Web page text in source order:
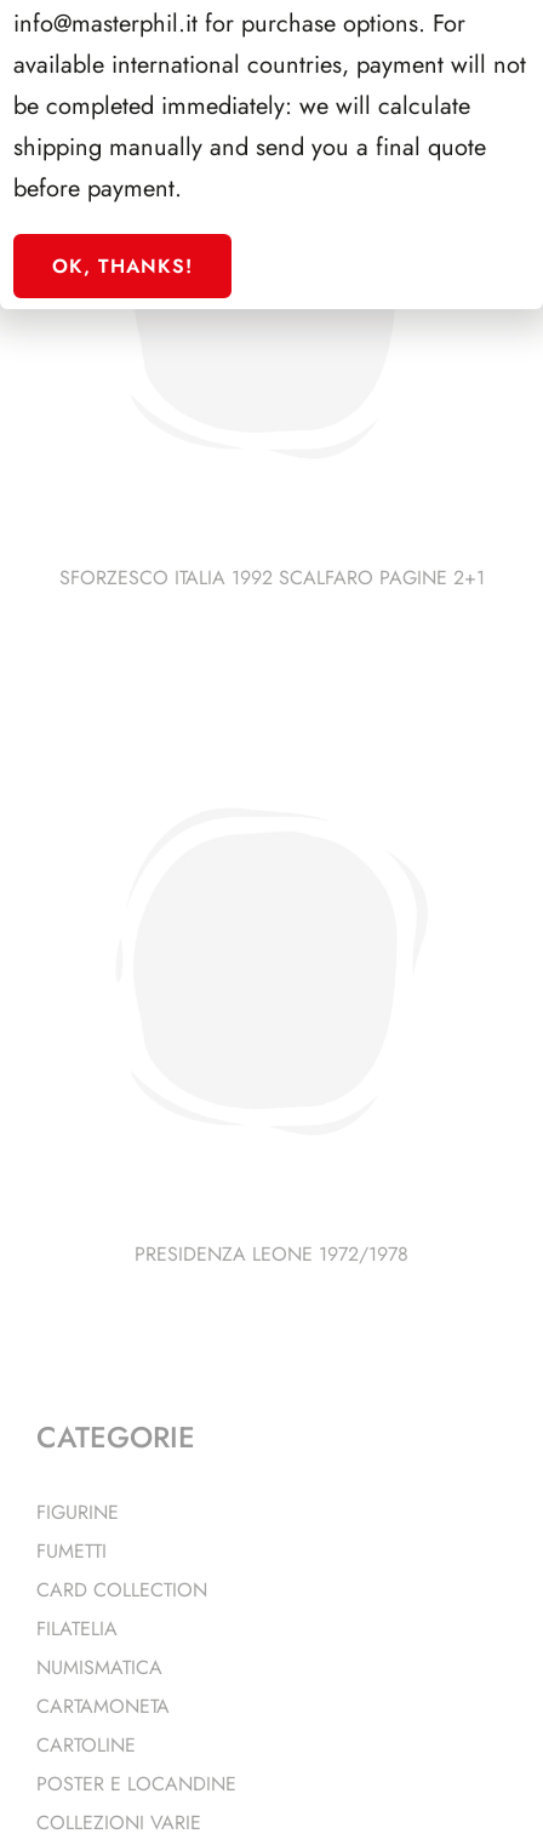
SFORZESCO ITALIA 1992 SCALFARO PAGINE 2+1
PRESIDENZA LEONE 1972/1978
CATEGORIE
FIGURINE
FUMETTI
CARD COLLECTION
FILATELIA
NUMISMATICA
CARTAMONETA
CARTOLINE
POSTER E LOCANDINE
COLLEZIONI VARIE
info@masterphil.it for purchase options. For
available international countries, payment will not
be completed immediately: we will calculate
shipping manually and send you a final quote
before payment.
OK, THANKS!